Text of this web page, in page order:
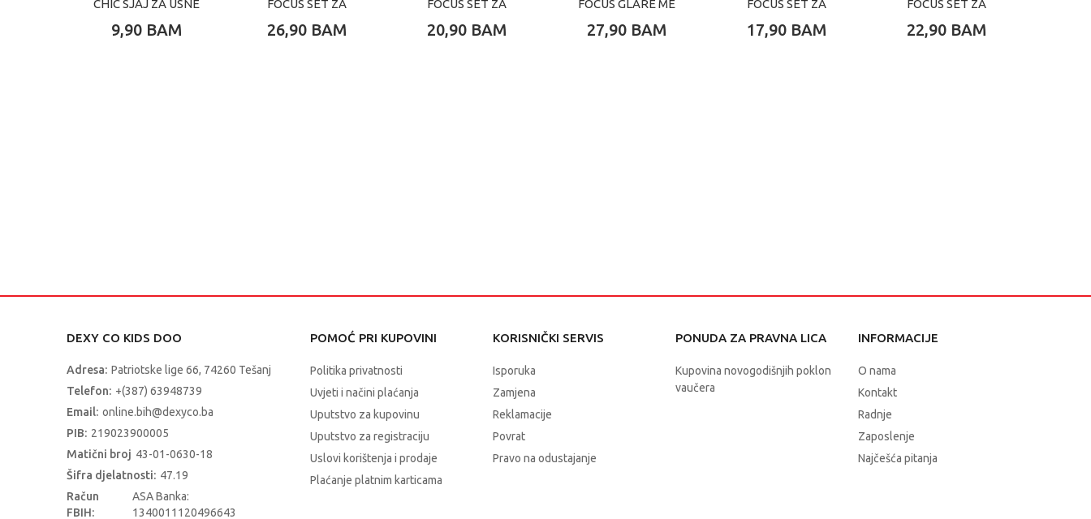
CHIC SJAJ ZA USNE
9,90 BAM
FOCUS SET ZA
FOREVER
26,90 BAM
FOCUS SET ZA
20,90 BAM
FOCUS GLARE ME
27,90 BAM
FOCUS SET ZA
17,90 BAM
FOCUS SET ZA
GLOW
22,90 BAM
DEXY CO KIDS DOO
Adresa: Patriotske lige 66, 74260 Tešanj
Telefon: +(387) 63948739
Email: online.bih@dexyco.ba
PIB: 219023900005
Matični broj 43-01-0630-18
Šifra djelatnosti: 47.19
Račun
FBIH:
ASA Banka:
1340011120496643
POMOĆ PRI KUPOVINI
Politika privatnosti
Uvjeti i načini plaćanja
Uputstvo za kupovinu
Uputstvo za registraciju
Uslovi korištenja i prodaje
Plaćanje platnim karticama
KORISNIČKI SERVIS
Isporuka
Zamjena
Reklamacije
Povrat
Pravo na odustajanje
PONUDA ZA PRAVNA LICA
Kupovina novogodišnjih poklon
vaučera
INFORMACIJE
O nama
Kontakt
Radnje
Zaposlenje
Najčešća pitanja